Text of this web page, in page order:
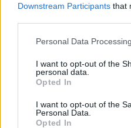
Downstream Participants that
Please note that this website/
not limited to your visit or
grant or deny consent to
use your data for below
consent section.
Personal Data
I want to opt-out of the
personal data.
Opted In
I want to opt-out of the
Personal Data.
Opted In
emozioni e canti
Marco Tessari · 3 Ago 2026